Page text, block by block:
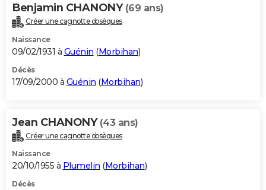
Benjamin CHANONY (69 ans)
Créer une cagnotte obsèques
Naissance
09/02/1931 à Guénin (Morbihan)
Décès
17/09/2000 à Guénin (Morbihan)
Jean CHANONY (43 ans)
Créer une cagnotte obsèques
Naissance
20/10/1955 à Plumelin (Morbihan)
Décès